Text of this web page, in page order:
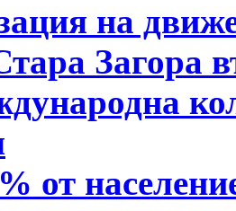
на
Загора
от